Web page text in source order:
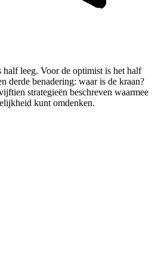
half leeg. Voor de optimist is het half
derde benadering: waar is de kraan?
strategieën beschreven waarmee
kunt omdenken.